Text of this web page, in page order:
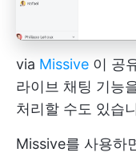
via Missive 이 공
라이브 채팅 기능
처리할 수도 있습
Missive를 사용하